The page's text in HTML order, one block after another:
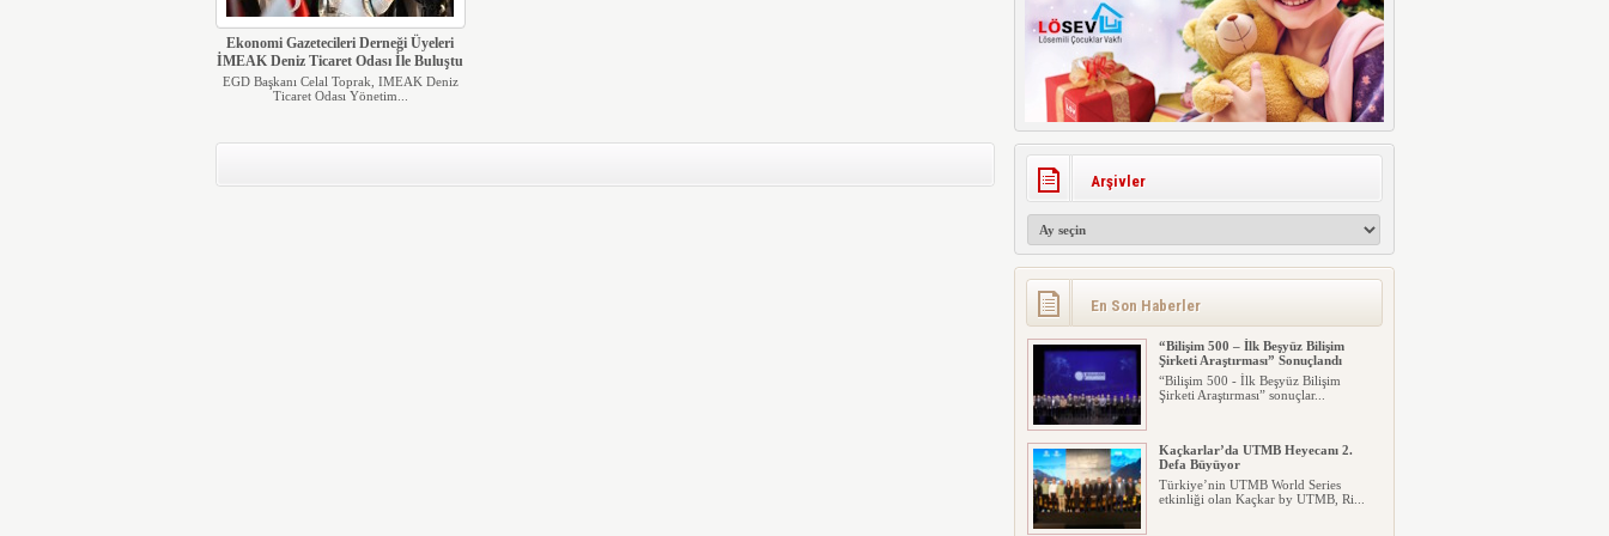
Ekonomi Gazetecileri Derneği Üyeleri
İMEAK Deniz Ticaret Odası İle Buluştu
EGD Başkanı Celal Toprak, IMEAK Deniz
Ticaret Odası Yönetim...
Arşivler
En Son Haberler
“Bilişim 500 – İlk Beşyüz Bilişim
Şirketi Araştırması” Sonuçlandı
“Bilişim 500 - İlk Beşyüz Bilişim
Şirketi Araştırması” sonuçlar...
Kaçkarlar’da UTMB Heyecanı 2.
Defa Büyüyor
Türkiye’nin UTMB World Series
etkinliği olan Kaçkar by UTMB, Ri...